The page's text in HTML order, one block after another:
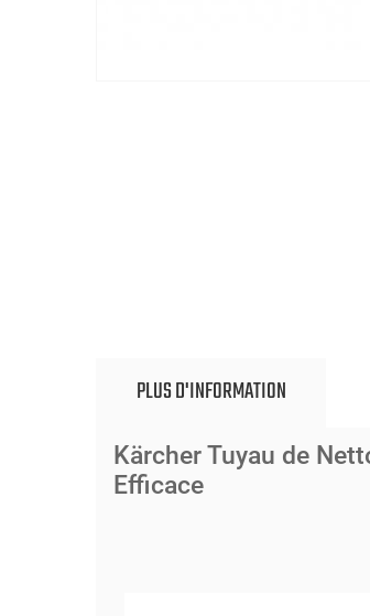
PLUS D'INFORMATION
Kärcher Tuyau de
Efficace